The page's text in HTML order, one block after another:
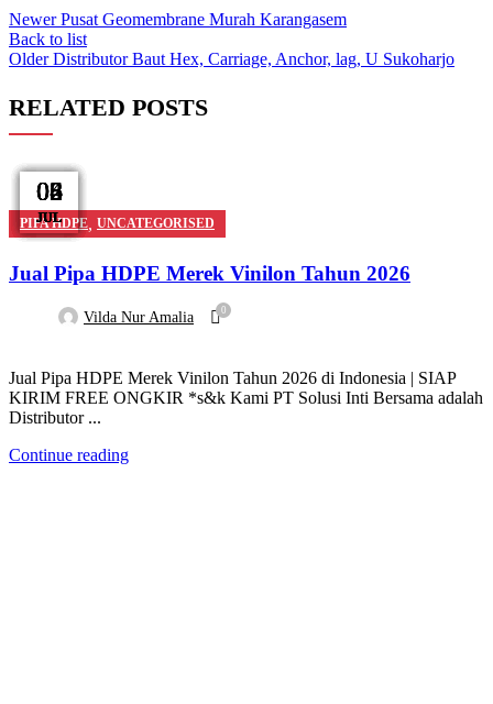
Newer Pusat Geomembrane Murah Karangasem
Back to list
Older Distributor Baut Hex, Carriage, Anchor, lag, U Sukoharjo
RELATED POSTS
08
JUL
PIPA HDPE, UNCATEGORISED
Jual Pipa HDPE Merek Vinilon Tahun 2026
Vilda Nur Amalia 0
Jual Pipa HDPE Merek Vinilon Tahun 2026 di Indonesia | SIAP
KIRIM FREE ONGKIR *s&k Kami PT Solusi Inti Bersama adalah
Distributor ...
Continue reading
06
JUL
06
JUL
04
JUL
03
JUL
03
JUL
02
JUL
02
JUL
02
JUL